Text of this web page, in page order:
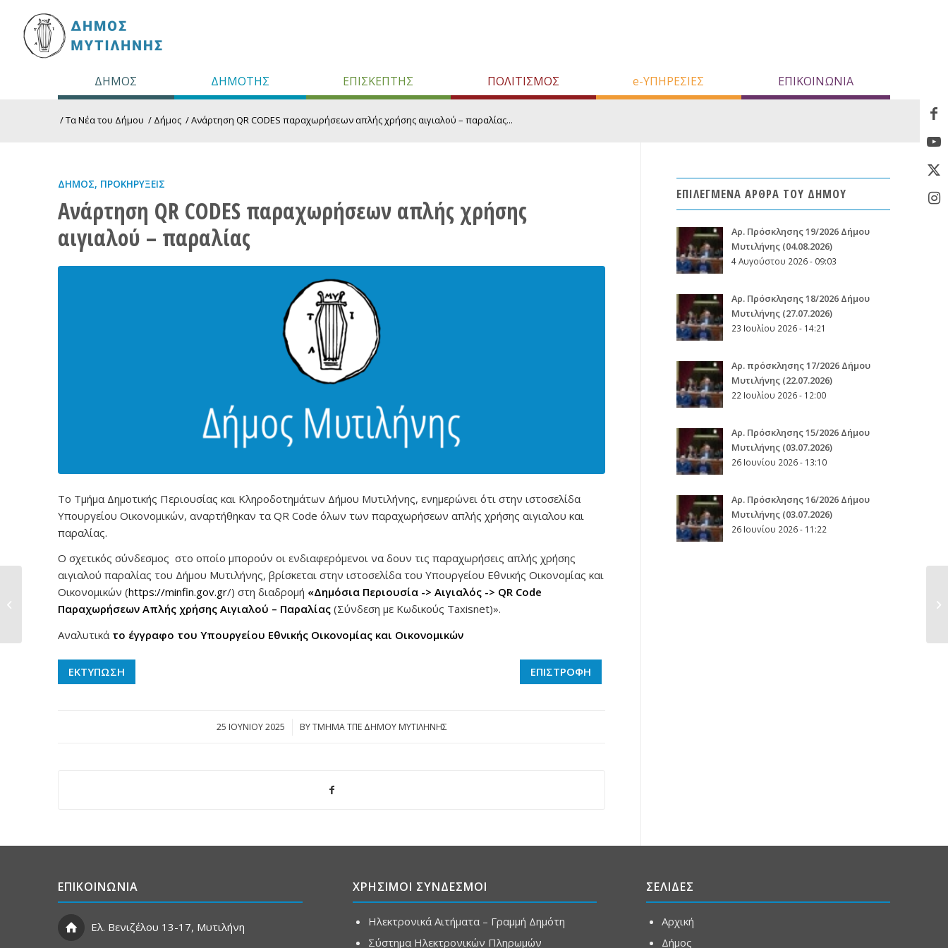
ΔΗΜΟΣ ΔΗΜΟΤΗΣ ΕΠΙΣΚΕΠΤΗΣ ΠΟΛΙΤΙΣΜΟΣ e-ΥΠΗΡΕΣΙΕΣ ΕΠΙΚΟΙΝΩΝΙΑ
/Τα Νέα του Δήμου / Δήμος /Ανάρτηση QR CODES παραχωρήσεων απλής χρήσης αιγιαλού – παραλίας...
ΔΉΜΟΣ, ΠΡΟΚΗΡΎΞΕΙΣ
Ανάρτηση QR CODES παραχωρήσεων απλής χρήσης
αιγιαλού – παραλίας
Το Τμήμα Δημοτικής Περιουσίας και Κληροδοτημάτων Δήμου Μυτιλήνης, ενημερώνει ότι στην ιστοσελίδα
Υπουργείου Οικονομικών, αναρτήθηκαν τα QR Code όλων των παραχωρήσεων απλής χρήσης αιγιαλου και
παραλίας.
Ο σχετικός σύνδεσμος στο οποίο μπορούν οι ενδιαφερόμενοι να δουν τις παραχωρήσεις απλής χρήσης
αιγιαλού παραλίας του Δήμου Μυτιλήνης, βρίσκεται στην ιστοσελίδα του Υπουργείου Εθνικής Οικονομίας και
Οικονομικών (https://minfin.gov.gr/) στη διαδρομή «Δημόσια Περιουσία -> Αιγιαλός -> QR Code
Παραχωρήσεων Απλής χρήσης Αιγιαλού – Παραλίας (Σύνδεση με Κωδικούς Taxisnet)».
Αναλυτικά το έγγραφο του Υπουργείου Εθνικής Οικονομίας και Οικονομικών
ΕΚΤΥΠΩΣΗ ΕΠΙΣΤΡΟΦΗ
25 ΙΟΥΝΊΟΥ 2025
/ BYΤΜΗΜΑ ΤΠΕ ΔΗΜΟΥ ΜΥΤΙΛΗΝΗΣ
ΕΠΙΛΕΓΜΕΝΑ ΑΡΘΡΑ ΤΟΥ ΔΗΜΟΥ
Aρ. Πρόσκλησης 19/2026 Δήμου
Μυτιλήνης (04.08.2026)
4 Αυγούστου 2026 - 09:03
Aρ. Πρόσκλησης 18/2026 Δήμου
Μυτιλήνης (27.07.2026)
23 Ιουλίου 2026 - 14:21
Αρ. πρόσκλησης 17/2026 Δήμου
Μυτιλήνης (22.07.2026)
22 Ιουλίου 2026 - 12:00
Aρ. Πρόσκλησης 15/2026 Δήμου
Μυτιλήνης (03.07.2026)
26 Ιουνίου 2026 - 13:10
Aρ. Πρόσκλησης 16/2026 Δήμου
Μυτιλήνης (03.07.2026)
26 Ιουνίου 2026 - 11:22
ΕΠΙΚΟΙΝΩΝΙΑ
Ελ. Βενιζέλου 13-17, Μυτιλήνη
ΧΡΗΣΙΜΟΙ ΣΥΝΔΕΣΜΟΙ
Ηλεκτρονικά Αιτήματα – Γραμμή Δημότη
Σύστημα Ηλεκτρονικών Πληρωμών
ΣΕΛΙΔΕΣ
Αρχική
Δήμος
Ολοκλήρωση έργου
ανακατασκευής
δημοτικής...